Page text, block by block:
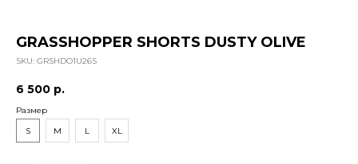
GRASSHOPPER SHORTS DUSTY OLIVE
SKU: GRSHDO1U26S
6 500 р.
Размер
S
M L XL